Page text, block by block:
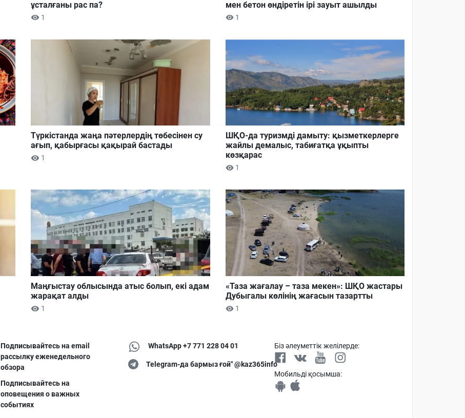
ұсталғаны рас па?
1
мен бетон өндіретін ірі зауыт ашылды
1
Түркістанда жаңа пәтерлердің төбесінен су
ағып, қабырғасы қақырай бастады
1
ШҚО-да туризмді дамыту: қызметкерлерге
жайлы демалыс, табиғатқа ұқыпты
көзқарас
1
Маңғыстау облысында атыс болып, екі адам
жарақат алды
1
«Таза жағалау – таза мекен»: ШҚО жастары
Дубыгалы көлінің жағасын тазартты
1
Подписывайтесь на email
рассылку еженедельного
обзора
Подписывайтесь на
оповещения о важных
событиях
WhatsApp +7 771 228 04 01
Telegram-да бармыз ғой" @kaz365info
Біз әлеуметтік желілерде:
Мобильді қосымша: